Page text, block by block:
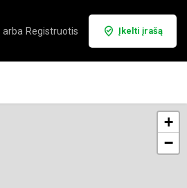
arba Registruotis Įkelti įrašą
+
−